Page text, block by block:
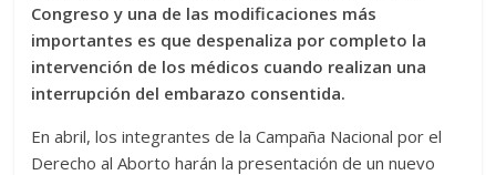
Congreso y una de las modificaciones más
importantes es que despenaliza por completo la
intervención de los médicos cuando realizan una
interrupción del embarazo consentida.
En abril, los integrantes de la Campaña Nacional por el
Derecho al Aborto harán la presentación de un nuevo